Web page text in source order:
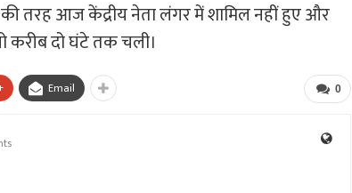
तरह आज केंद्रीय नेता लंगर में शामिल नहीं हुए और
करीब दो घंटे तक चली।
0
Email